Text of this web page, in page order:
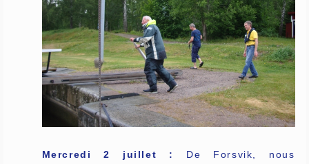
Mercredi 2 juillet :
De Forsvik, nous